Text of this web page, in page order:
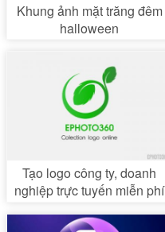
Khung ảnh mặt trăng đêm
halloween
Tạo logo công ty, doanh
nghiệp trực tuyến miễn phí